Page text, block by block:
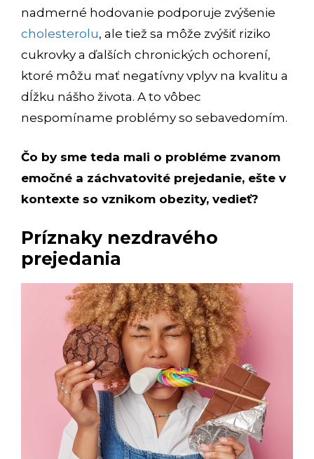
nadmerné hodovanie podporuje zvýšenie
cholesterolu, ale tiež sa môže zvýšiť riziko
cukrovky a ďalších chronických ochorení,
ktoré môžu mať negatívny vplyv na kvalitu a
dĺžku nášho života. A to vôbec
nespomíname problémy so sebavedomím.
Čo by sme teda mali o probléme zvanom
emočné a záchvatovité prejedanie, ešte v
kontexte so vznikom obezity, vedieť?
Príznaky nezdravého
prejedania